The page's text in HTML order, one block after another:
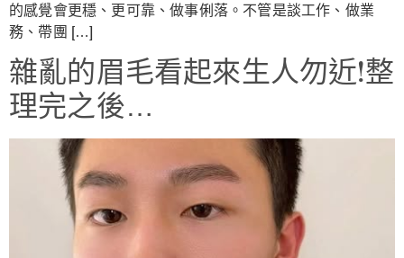
的感覺會更穩、更可靠、做事俐落。不管是談工作、做業
務、帶團 […]
雜亂的眉毛看起來生人勿近!整
理完之後…